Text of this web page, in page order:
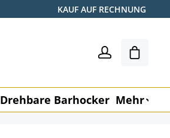
KAUF AUF RECHNUNG
Drehbare Barhocker Mehr